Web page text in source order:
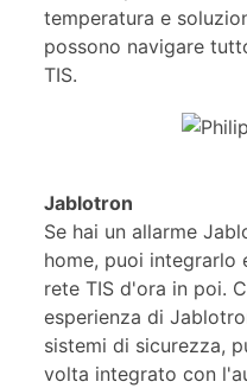
temperatura e
possono navigare
TIS.
Jablotron
Se hai un allarme
home, puoi integrarlo
rete TIS d'ora in poi.
esperienza di
sistemi di sicurezza,
volta integrato con